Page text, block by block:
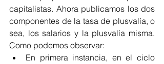
capitalistas. Ahora publicamos los dos
componentes de la tasa de plusvalía, o
sea, los salarios y la plusvalía misma.
Como podemos observar:
En primera instancia, en el ciclo